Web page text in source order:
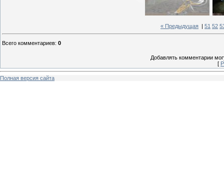
« Предыдущая 51 52
Всего комментариев: 0
Добавлять комментарии
[
Полная версия сайта